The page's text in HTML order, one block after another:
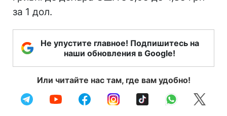
за 1 дол.
Не упустите главное! Подпишитесь на
наши обновления в Google!
Или читайте нас там, где вам удобно!